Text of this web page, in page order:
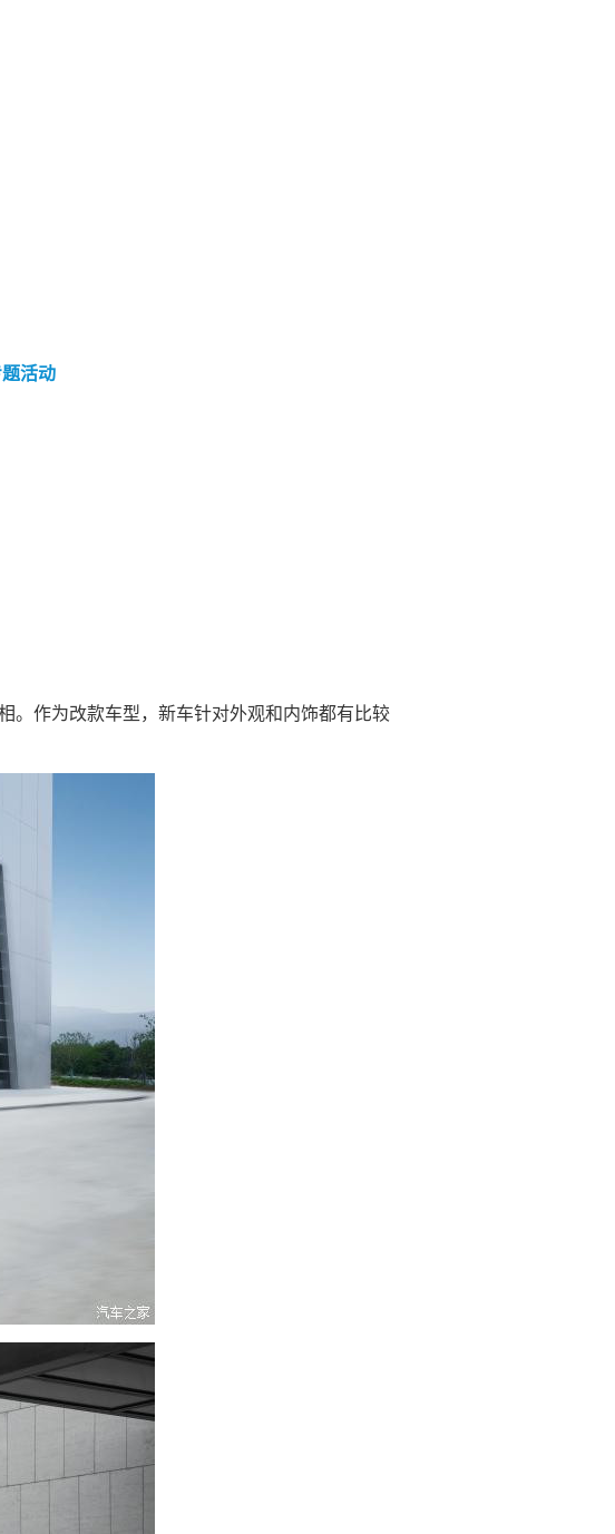
活动
为改款车型，新车针对外观和内饰都有比较